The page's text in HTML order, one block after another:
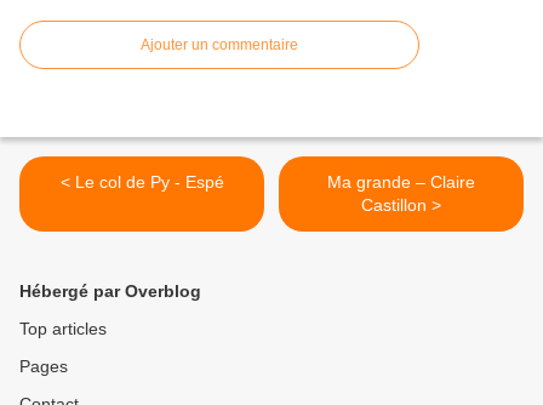
Ajouter un commentaire
< Le col de Py - Espé
Ma grande – Claire
Castillon >
Hébergé par Overblog
Top articles
Pages